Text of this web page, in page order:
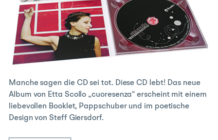
Manche sagen die CD sei tot. Diese CD lebt! Das neue
Album von Etta Scollo „cuoresenza“ erscheint mit einem
liebevollen Booklet, Pappschuber und im poetische
Design von Steff Giersdorf.